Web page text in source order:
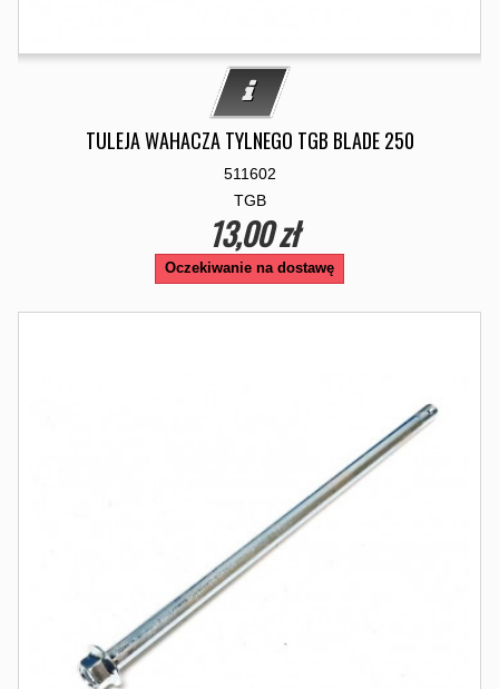
TULEJA WAHACZA TYLNEGO TGB BLADE 250
511602
TGB
13,00 zł
Oczekiwanie na dostawę